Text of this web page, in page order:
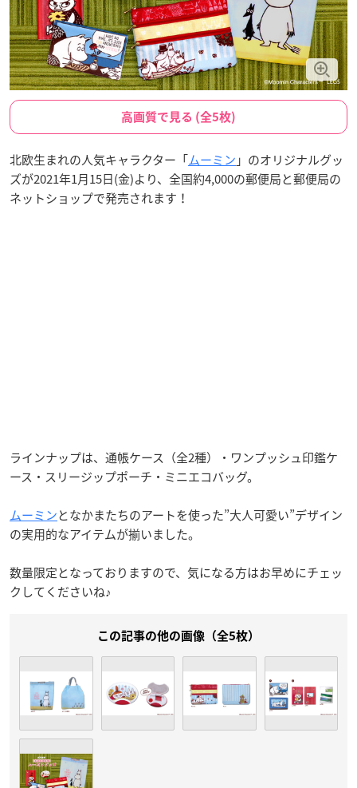
高画質で見る (全5枚)
北欧生まれの人気キャラクター「ムーミン 」のオリジナルグッ
ズが2021年1月15日(金)より、全国約4,000の郵便局と郵便局の
ネットショップで発売されます！
ラインナップは、通帳ケース（全2種）・ワンプッシュ印鑑ケ
ース・スリージップポーチ・ミニエコバッグ。
ムーミンとなかまたちのアートを使った”大人可愛い”デザイン
の実用的なアイテムが揃いました。
数量限定となっておりますので、気になる方はお早めにチェッ
クしてくださいね♪
この記事の他の画像（全5枚）